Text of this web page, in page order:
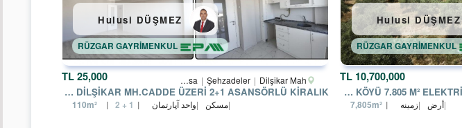
Nevşehir
Tekirdağ
10,700,000 TL
MANISA AVDAL KÖYÜ 7.805 M² ELEKTRIK VE SUYU VAR YOLA CEPHELI
أرض زمینه 7,805m²
RÜZGAR GAYRİMENKUL
Hulusi DÜŞMEZ
25,000 TL Manisa Şehzadeler Dilşikar Mah.
MANISA ŞEHZADELER DILŞIKAR MH.CADDE ÜZERI 2+1 ASANSÖRLÜ KIRALIK
مسکن واحد آپارتمان 110m² 2 + 1
Hulusi DÜŞMEZ